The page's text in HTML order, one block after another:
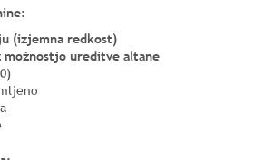
(izjemna redkost)
možnostjo ureditve altane